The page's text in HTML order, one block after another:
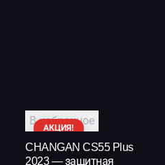
АКЦИЯ!
В избранное
CHANGAN CS55 Plus
2023 — защитная